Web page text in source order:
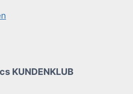
KUNDENKLUB